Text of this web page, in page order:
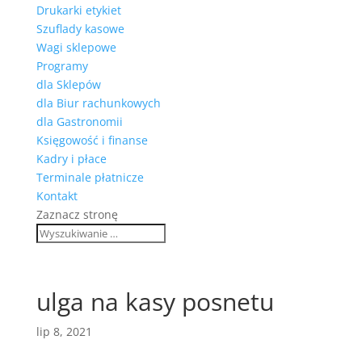
Drukarki etykiet
Szuflady kasowe
Wagi sklepowe
Programy
dla Sklepów
dla Biur rachunkowych
dla Gastronomii
Księgowość i finanse
Kadry i płace
Terminale płatnicze
Kontakt
Zaznacz stronę
ulga na kasy posnetu
lip 8, 2021